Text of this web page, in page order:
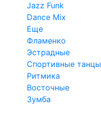
Jazz Funk
Dance Mix
Еще
Фламенко
Эстрадные
Спортивные танцы
Ритмика
Восточные
Зумба